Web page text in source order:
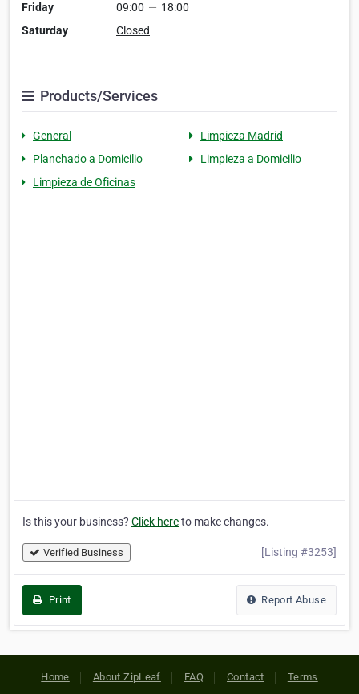
Friday
09:00 — 18:00
Saturday
Closed
Products/Services
General
Limpieza Madrid
Planchado a Domicilio
Limpieza a Domicilio
Limpieza de Oficinas
Is this your business? Click hereto make changes.
Verified Business [Listing #3253]
Print Report Abuse
Home About ZipLeaf FAQ Contact Terms